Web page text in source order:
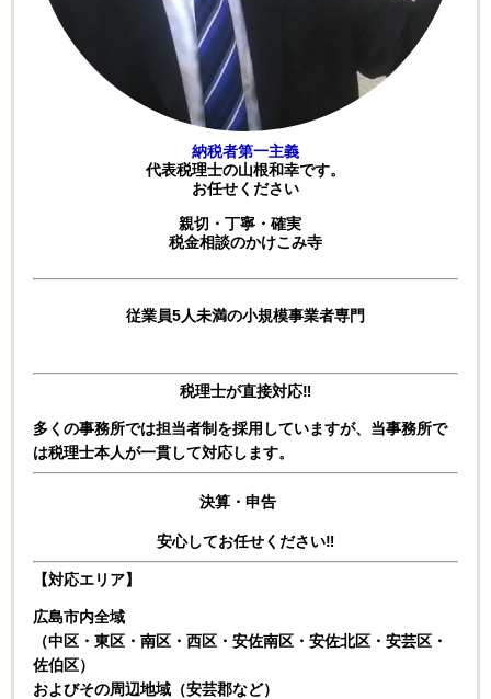
納税者第一主義
代表税理士の山根和幸です。
お任せください
親切・丁寧・確実
税金相談のかけこみ寺
従業員5人未満の小規模事業者専門
税理士が直接対応‼
多くの事務所では担当者制を採用していますが、 当事務所で
は税理士本人が一貫して対応します。
決算・申告
安心してお任せください‼
【対応エリア】
広島市内全域
（中区・東区・南区・西区・安佐南区・安佐北区・安芸区・
佐伯区）
およびその周辺地域（安芸郡など）